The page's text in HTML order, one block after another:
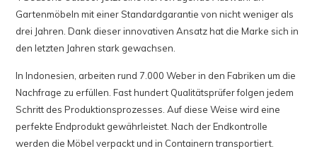
Gartenmöbeln mit einer Standardgarantie von nicht weniger als
drei Jahren. Dank dieser innovativen Ansatz hat die Marke sich in
den letzten Jahren stark gewachsen.
In Indonesien, arbeiten rund 7.000 Weber in den Fabriken um die
Nachfrage zu erfüllen. Fast hundert Qualitätsprüfer folgen jedem
Schritt des Produktionsprozesses. Auf diese Weise wird eine
perfekte Endprodukt gewährleistet. Nach der Endkontrolle
werden die Möbel verpackt und in Containern transportiert.